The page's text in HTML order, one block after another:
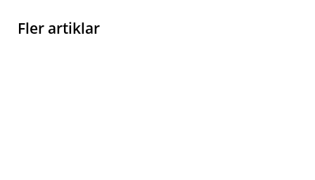
Fler artiklar